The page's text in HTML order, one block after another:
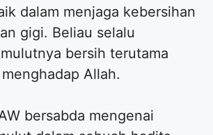
dalam menjaga kebersihan
gigi. Beliau selalu
bersih terutama
Allah.
bersabda mengenai